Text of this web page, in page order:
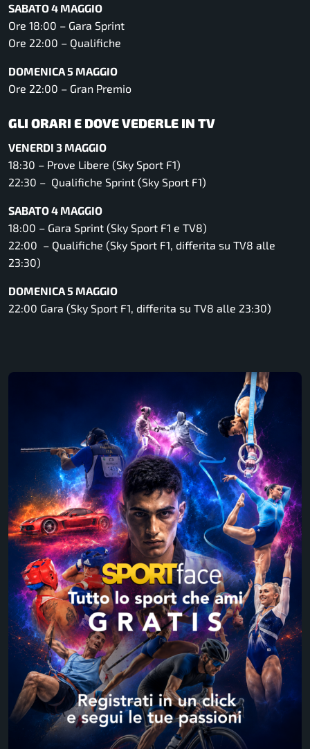
SABATO 4 MAGGIO
Ore 18:00 – Gara Sprint
Ore 22:00 – Qualifiche
DOMENICA 5 MAGGIO
Ore 22:00 – Gran Premio
GLI ORARI E DOVE VEDERLE IN TV
VENERDI 3 MAGGIO
18:30 – Prove Libere (Sky Sport F1)
22:30 – Qualifiche Sprint (Sky Sport F1)
SABATO 4 MAGGIO
18:00 – Gara Sprint (Sky Sport F1 e TV8)
22:00 – Qualifiche (Sky Sport F1, differita su TV8 alle
23:30)
DOMENICA 5 MAGGIO
22:00 Gara (Sky Sport F1, differita su TV8 alle 23:30)